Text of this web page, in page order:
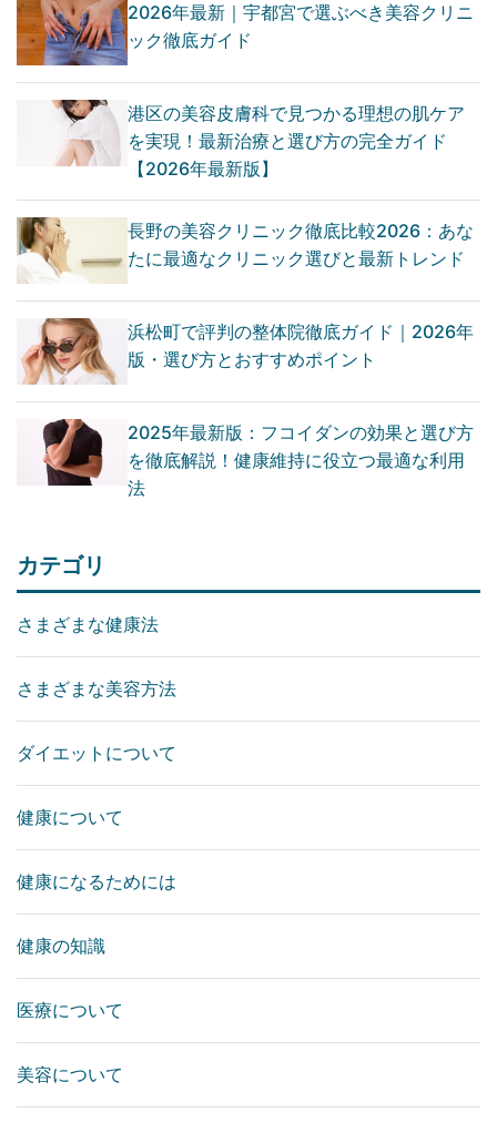
2026年最新｜宇都宮で選ぶべき美容クリニ
ック徹底ガイド
港区の美容皮膚科で見つかる理想の肌ケア
を実現！最新治療と選び方の完全ガイド
【2026年最新版】
長野の美容クリニック徹底比較2026：あな
たに最適なクリニック選びと最新トレンド
浜松町で評判の整体院徹底ガイド｜2026年
版・選び方とおすすめポイント
2025年最新版：フコイダンの効果と選び方
を徹底解説！健康維持に役立つ最適な利用
法
カテゴリ
さまざまな健康法
さまざまな美容方法
ダイエットについて
健康について
健康になるためには
健康の知識
医療について
美容について